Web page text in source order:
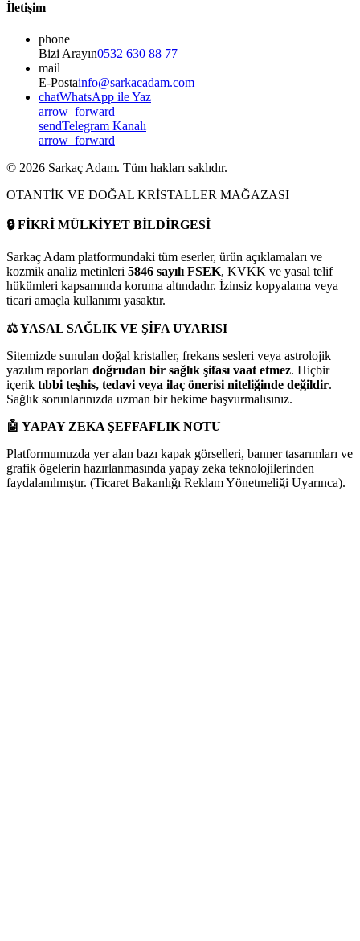
İletişim
phone
Bizi Arayın0532 630 88 77
mail
E-Postainfo@sarkacadam.com
chatWhatsApp ile Yaz
arrow_forward
sendTelegram Kanalı
arrow_forward
© 2026 Sarkaç Adam. Tüm hakları saklıdır.
OTANTİK VE DOĞAL KRİSTALLER MAĞAZASI
🔒FİKRİ MÜLKİYET BİLDİRGESİ
Sarkaç Adam platformundaki tüm eserler, ürün açıklamaları ve
kozmik analiz metinleri 5846 sayılı FSEK, KVKK ve yasal telif
hükümleri kapsamında koruma altındadır. İzinsiz kopyalama veya
ticari amaçla kullanımı yasaktır.
⚖️YASAL SAĞLIK VE ŞİFA UYARISI
Sitemizde sunulan doğal kristaller, frekans sesleri veya astrolojik
yazılım raporları doğrudan bir sağlık şifası vaat etmez. Hiçbir
içerik tıbbi teşhis, tedavi veya ilaç önerisi niteliğinde değildir.
Sağlık sorunlarınızda uzman bir hekime başvurmalısınız.
🤖 YAPAY ZEKA ŞEFFAFLIK NOTU
Platformumuzda yer alan bazı kapak görselleri, banner tasarımları ve
grafik ögelerin hazırlanmasında yapay zeka teknolojilerinden
faydalanılmıştır. (Ticaret Bakanlığı Reklam Yönetmeliği Uyarınca).